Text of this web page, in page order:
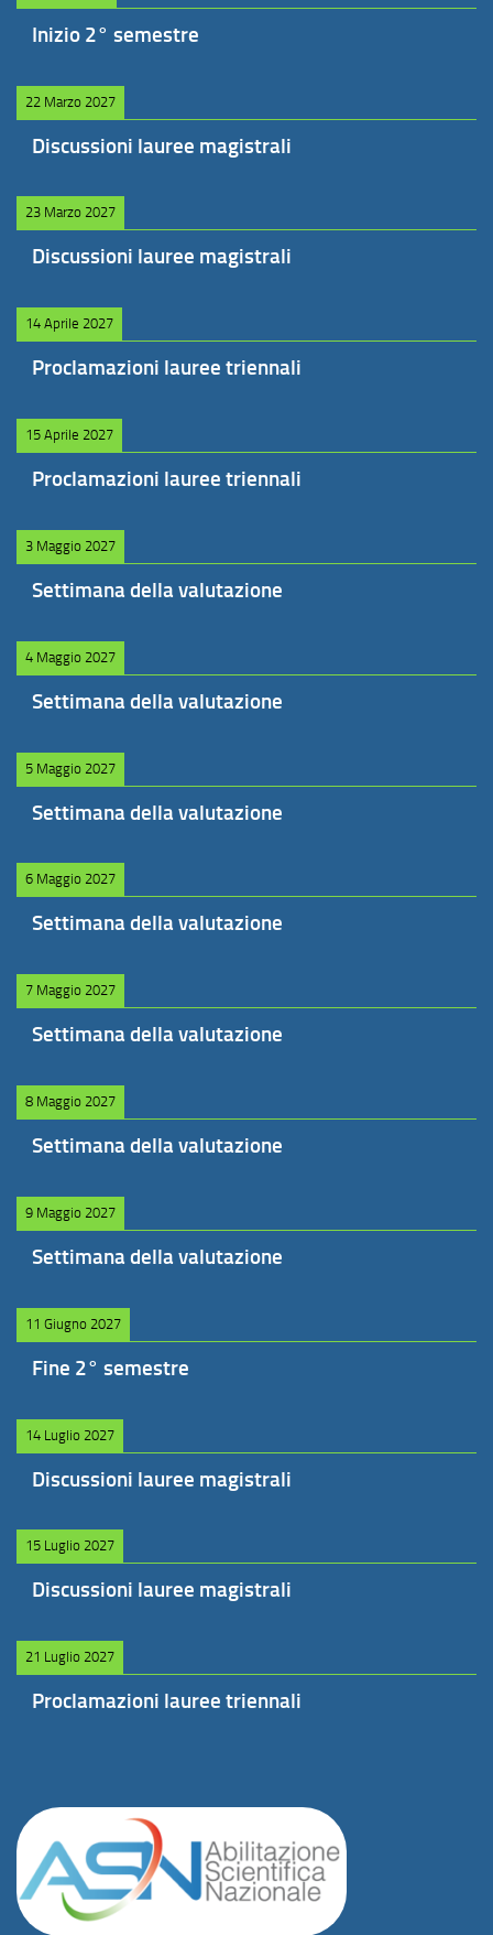
Inizio 2° semestre
22 Marzo 2027
Discussioni lauree magistrali
23 Marzo 2027
Discussioni lauree magistrali
14 Aprile 2027
Proclamazioni lauree triennali
15 Aprile 2027
Proclamazioni lauree triennali
3 Maggio 2027
Settimana della valutazione
4 Maggio 2027
Settimana della valutazione
5 Maggio 2027
Settimana della valutazione
6 Maggio 2027
Settimana della valutazione
7 Maggio 2027
Settimana della valutazione
8 Maggio 2027
Settimana della valutazione
9 Maggio 2027
Settimana della valutazione
11 Giugno 2027
Fine 2° semestre
14 Luglio 2027
Discussioni lauree magistrali
15 Luglio 2027
Discussioni lauree magistrali
21 Luglio 2027
Proclamazioni lauree triennali